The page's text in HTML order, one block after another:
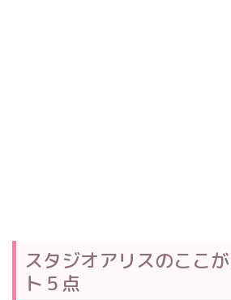
スタジオアリスのここ
ト５点